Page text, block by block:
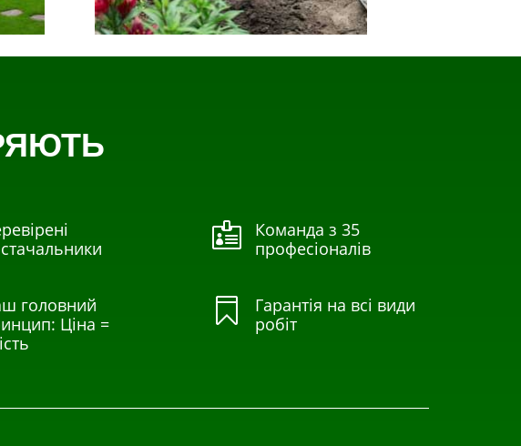
головний
Ціна =

Команда з 35
професіоналів

Гарантія на всі види
робіт